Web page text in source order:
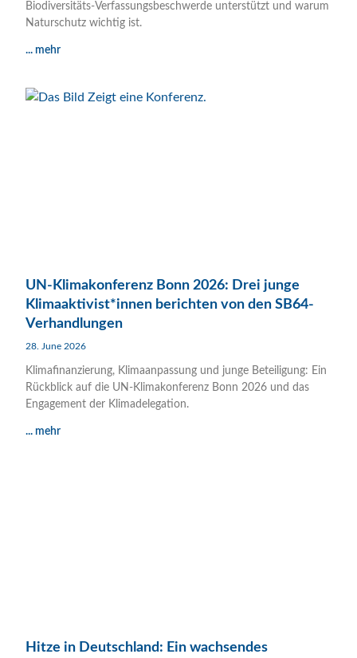
Biodiversitäts-Verfassungsbeschwerde unterstützt und warum
Naturschutz wichtig ist.
... mehr
UN-Klimakonferenz Bonn 2026: Drei junge
Klimaaktivist*innen berichten von den SB64-
Verhandlungen
28. June 2026
Klimafinanzierung, Klimaanpassung und junge Beteiligung: Ein
Rückblick auf die UN-Klimakonferenz Bonn 2026 und das
Engagement der Klimadelegation.
... mehr
Hitze in Deutschland: Ein wachsendes